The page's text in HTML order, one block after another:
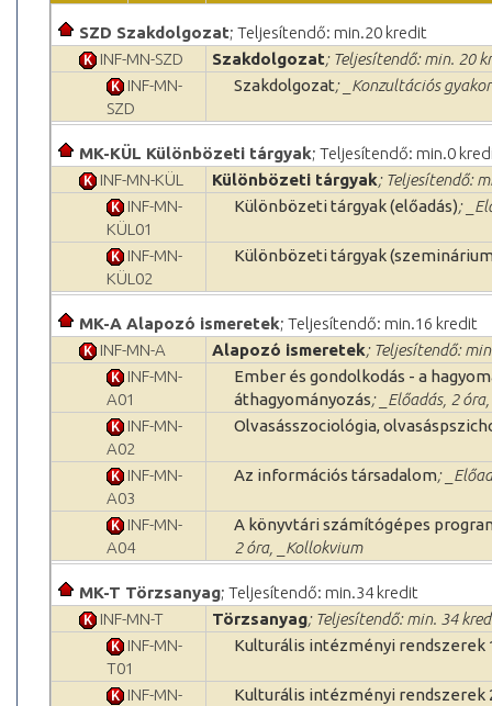
SZD Szakdolgozat; Teljesítendő: min.20 kredit
INF-MN-SZD
Szakdolgozat; Teljesítendő: min. 20
INF-MN-
SZD
Szakdolgozat; _Konzultációs
MK-KÜL Különbözeti tárgyak; Teljesítendő: min.0
INF-MN-KÜL
Különbözeti tárgyak; Teljesítendő:
INF-MN-
KÜL01
Különbözeti tárgyak (előadás);
INF-MN-
KÜL02
Különbözeti tárgyak
MK-A Alapozó ismeretek; Teljesítendő: min.16 kredit
INF-MN-A
Alapozó ismeretek; Teljesítendő:
INF-MN-
A01
Ember és gondolkodás - a
áthagyományozás; _Előadás, 2
INF-MN-
A02
Olvasásszociológia,
INF-MN-
A03
Az információs társadalom;
INF-MN-
A04
A könyvtári számítógépes
2 óra, _Kollokvium
MK-T Törzsanyag; Teljesítendő: min.34 kredit
INF-MN-T
Törzsanyag; Teljesítendő: min. 34
INF-MN-
T01
Kulturális intézményi rendszerek
INF-MN-
Kulturális intézményi rendszerek